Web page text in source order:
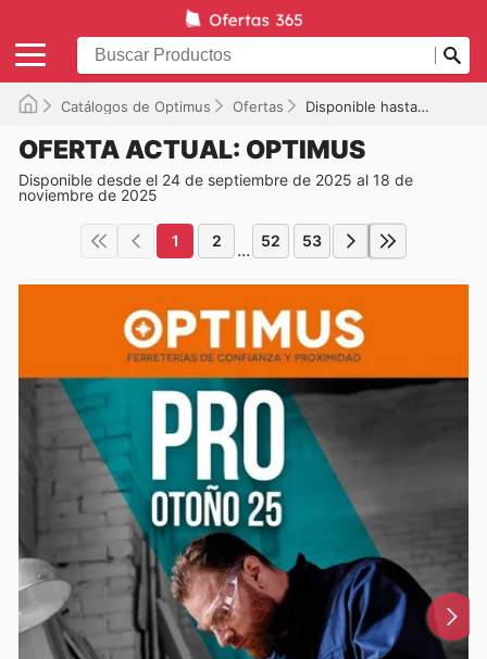
Catálogos de Optimus Ofertas Disponible hasta el 18/11/2025
OFERTA ACTUAL: OPTIMUS
Disponible desde el 24 de septiembre de 2025 al 18 de
noviembre de 2025
1 2 ... 52 53